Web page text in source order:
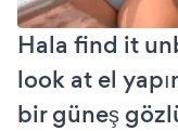
Hala find it
look at el
bir güneş